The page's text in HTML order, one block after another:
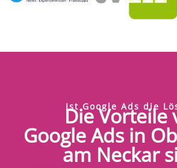
Ist Google Ads die
Die Vorteile
Google Ads in
am Neckar